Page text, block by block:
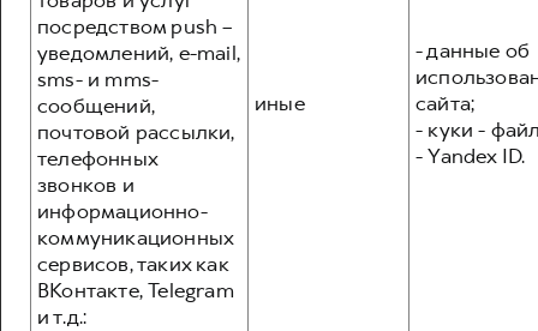
посредством push –
уведомлений, e-mail,
sms- и mms-
сообщений,
почтовой рассылки,
телефонных
звонков и
информационно-
коммуникационных
сервисов, таких как
ВКонтакте, Telegram
и т.д.:
иные
- данные об
сайта;
- куки -
- Yandex ID.